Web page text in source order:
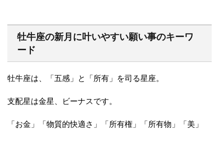
牡牛座の新月に叶いやすい願い事のキーワ
ード
牡牛座は、「五感」と「所有」を司る星座。
支配星は金星、ビーナスです。
「お金」「物質的快適さ」「所有権」「所有物」「美」